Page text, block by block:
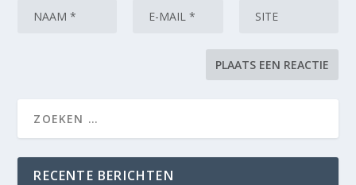
RECENTE BERICHTEN